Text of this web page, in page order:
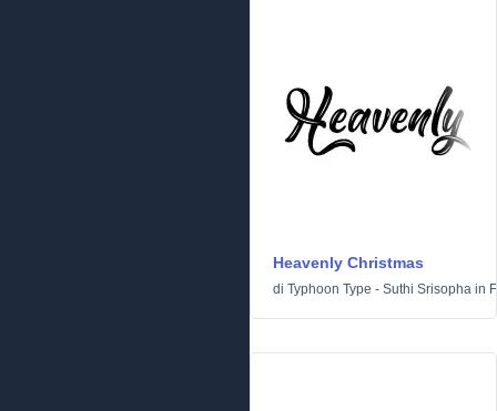
Heavenly Christmas
di Typhoon Type - Suthi Srisopha in